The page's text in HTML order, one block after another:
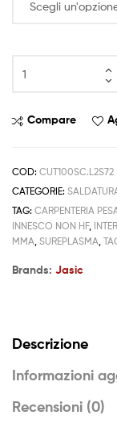
Compare
COD: CUT100SC.L2S72
CATEGORIE:
TAG: CARPENTERIA
INNESCO NON HF,
MMA, SUREPLASMA,
Brands: Jasic
Descrizione
Informazioni
Recensioni (0)